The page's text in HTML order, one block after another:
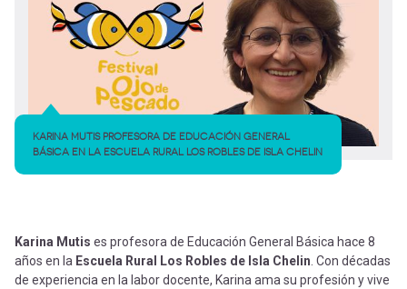
cuenta
KARINA MUTIS PROFESORA DE EDUCACIÓN GENERAL
BÁSICA EN LA ESCUELA RURAL LOS ROBLES DE ISLA CHELIN
Karina Mutis es profesora de Educación General Básica hace 8
años en la Escuela Rural Los Robles de Isla Chelin. Con décadas
de experiencia en la labor docente, Karina ama su profesión y vive